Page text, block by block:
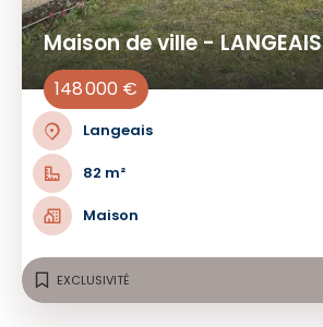
Maison de ville - LANGEAIS
148 000 €
Langeais
82 m²
Maison
EXCLUSIVITÉ